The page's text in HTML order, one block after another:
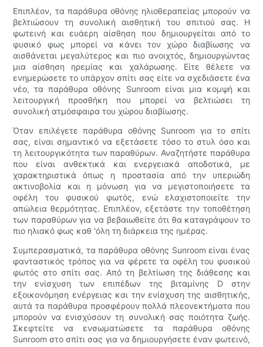
Επιπλέον, τα παράθυρα οθόνης ηλιοθεραπείας μπορούν να
βελτιώσουν τη συνολική αισθητική του σπιτιού σας. Η
φωτεινή και ευάερη αίσθηση που δημιουργείται από το
φυσικό φως μπορεί να κάνει τον χώρο διαβίωσης να
αισθάνεται μεγαλύτερος και πιο ανοιχτός, δημιουργώντας
μια αίσθηση ηρεμίας και χαλάρωσης. Είτε θέλετε να
ενημερώσετε το υπάρχον σπίτι σας είτε να σχεδιάσετε ένα
νέο, τα παράθυρα οθόνης Sunroom είναι μια κομψή και
λειτουργική προσθήκη που μπορεί να βελτιώσει τη
συνολική ατμόσφαιρα του χώρου διαβίωσης.
Όταν επιλέγετε παράθυρα οθόνης Sunroom για το σπίτι
σας, είναι σημαντικό να εξετάσετε τόσο το στυλ όσο και
τη λειτουργικότητα των παραθύρων. Αναζητήστε παράθυρα
που είναι ανθεκτικά και ενεργειακά αποδοτικά, με
χαρακτηριστικά όπως η προστασία από την υπεριώδη
ακτινοβολία και η μόνωση για να μεγιστοποιήσετε τα
οφέλη του φυσικού φωτός, ενώ ελαχιστοποιείτε την
απώλεια θερμότητας. Επιπλέον, εξετάστε την τοποθέτηση
των παραθύρων για να βεβαιωθείτε ότι θα καταγράψουν το
πιο ηλιακό φως καθ 'όλη τη διάρκεια της ημέρας.
Συμπερασματικά, τα παράθυρα οθόνης Sunroom είναι ένας
φανταστικός τρόπος για να φέρετε τα οφέλη του φυσικού
φωτός στο σπίτι σας. Από τη βελτίωση της διάθεσης και
την ενίσχυση των επιπέδων της βιταμίνης D στην
εξοικονόμηση ενέργειας και την ενίσχυση της αισθητικής,
αυτά τα παράθυρα προσφέρουν πολλά πλεονεκτήματα που
μπορούν να ενισχύσουν τη συνολική σας ποιότητα ζωής.
Σκεφτείτε να ενσωματώσετε τα παράθυρα οθόνης
Sunroom στο σπίτι σας για να δημιουργήσετε έναν φωτεινό,